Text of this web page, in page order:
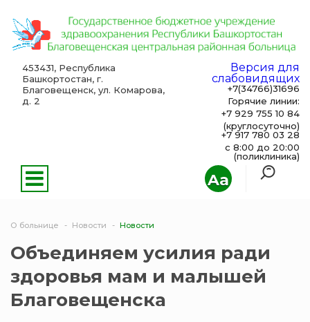
Aa
453431, Республика
Башкортостан, г.
Благовещенск, ул. Комарова,
д. 2
Версия для
слабовидящих
+7(34766)31696
Горячие линии:
+7 929 755 10 84
(круглосуточно)
+7 917 780 03 28
с 8:00 до 20:00
(поликлиника)
О больнице Новости Новости
Объединяем усилия ради
здоровья мам и малышей
Благовещенска